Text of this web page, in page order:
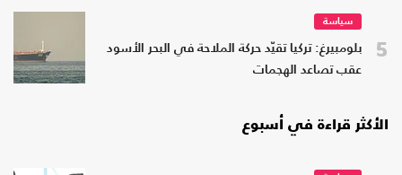
5
سياسة
بلومبيرغ: تركيا تقيّد حركة الملاحة في البحر الأسود
عقب تصاعد الهجمات
الأكثر قراءة في أسبوع